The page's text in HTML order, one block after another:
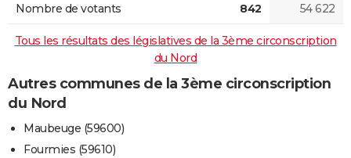
Nombre de votants 842 54 622
Tous les résultats des législatives de la 3ème circonscription
du Nord
Autres communes de la 3ème circonscription
du Nord
Maubeuge (59600)
Fourmies (59610)